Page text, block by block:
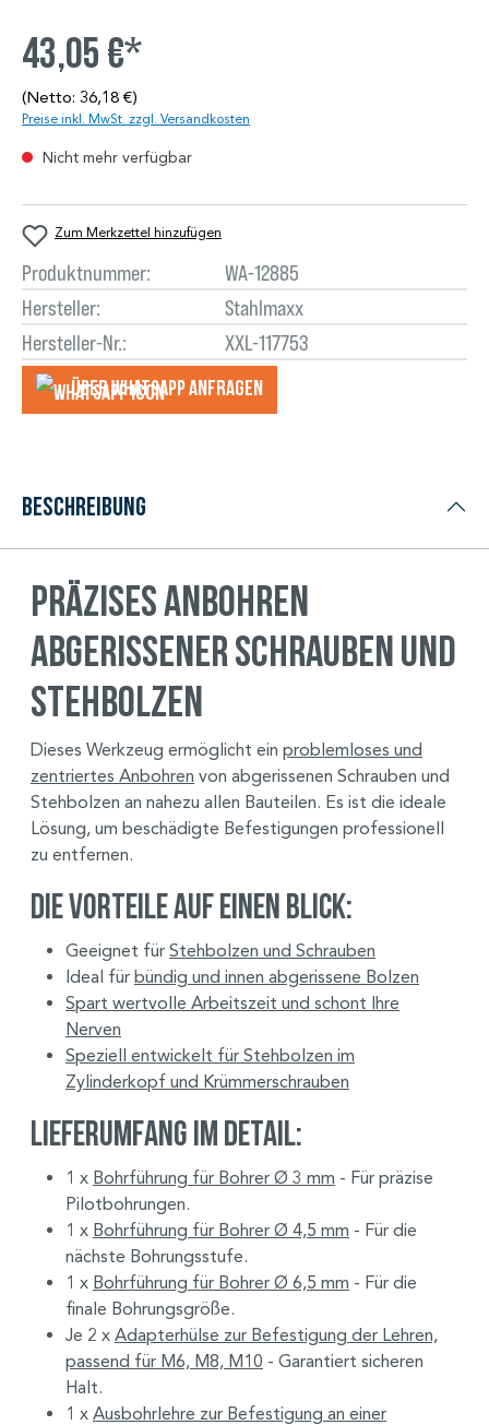
43,05 €*
(Netto: 36,18 €)
Preise inkl. MwSt. zzgl. Versandkosten
Nicht mehr verfügbar
Zum Merkzettel hinzufügen
Produktnummer:
WA-12885
Hersteller:
Stahlmaxx
Hersteller-Nr.:
XXL-117753
Über WhatsApp anfragеn
Beschreibung
Präzises Anbohren
abgerissener Schrauben und
Stehbolzen
Dieses Werkzeug ermöglicht ein problemloses und
zentriertes Anbohren von abgerissenen Schrauben und
Stehbolzen an nahezu allen Bauteilen. Es ist die ideale
Lösung, um beschädigte Befestigungen professionell
zu entfernen.
Die Vorteile auf einen Blick:
Geeignet für Stehbolzen und Schrauben
Ideal für bündig und innen abgerissene Bolzen
Spart wertvolle Arbeitszeit und schont Ihre
Nerven
Speziell entwickelt für Stehbolzen im
Zylinderkopf und Krümmerschrauben
Lieferumfang im Detail:
1 x Bohrführung für Bohrer Ø 3 mm - Für präzise
Pilotbohrungen.
1 x Bohrführung für Bohrer Ø 4,5 mm - Für die
nächste Bohrungsstufe.
1 x Bohrführung für Bohrer Ø 6,5 mm - Für die
finale Bohrungsgröße.
Je 2 x Adapterhülse zur Befestigung der Lehren,
passend für M6, M8, M10 - Garantiert sicheren
Halt.
1 x Ausbohrlehre zur Befestigung an einer